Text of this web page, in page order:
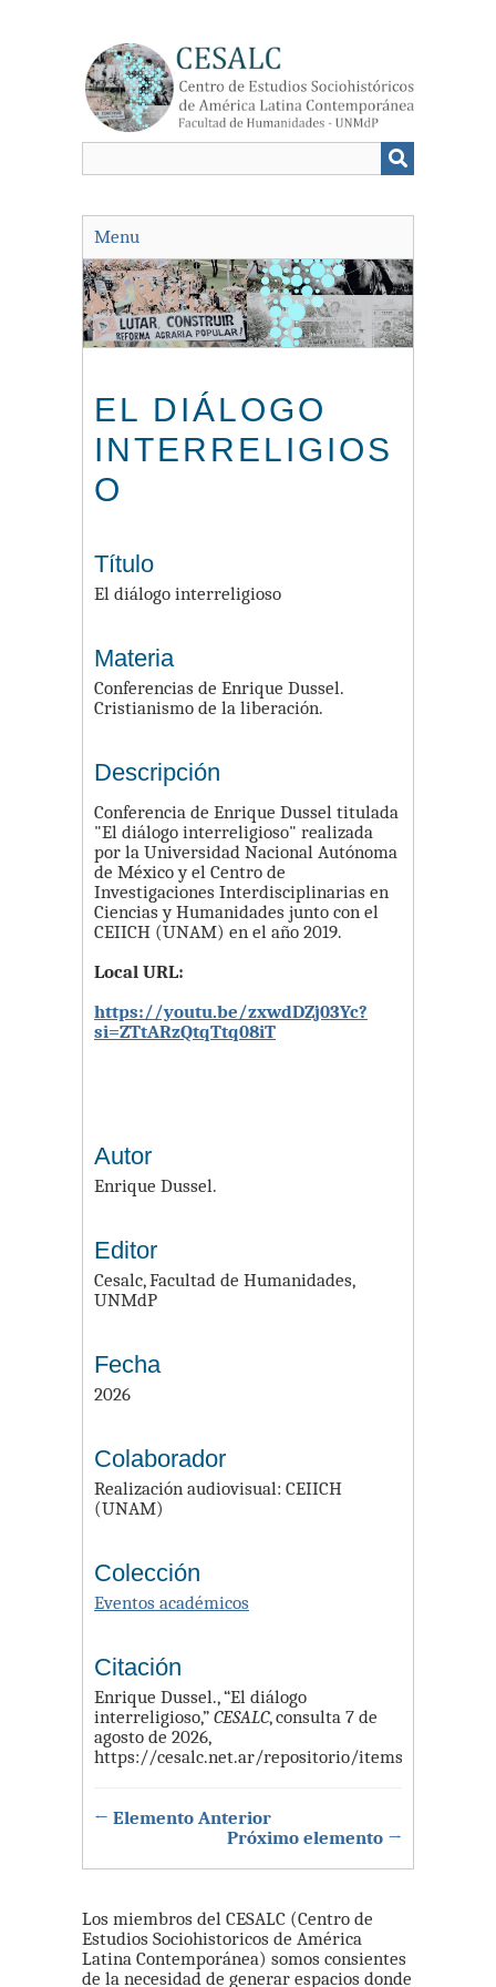
Menu
EL DIÁLOGO
INTERRELIGIOS
O
Título
El diálogo interreligioso
Materia
Conferencias de Enrique Dussel.
Cristianismo de la liberación.
Descripción
Conferencia de Enrique Dussel titulada
"El diálogo interreligioso" realizada
por la Universidad Nacional Autónoma
de México y el Centro de
Investigaciones Interdisciplinarias en
Ciencias y Humanidades junto con el
CEIICH (UNAM) en el año 2019.
Local URL:
https://youtu.be/zxwdDZj03Yc?
si=ZTtARzQtqTtq08iT
Autor
Enrique Dussel.
Editor
Cesalc, Facultad de Humanidades,
UNMdP
Fecha
2026
Colaborador
Realización audiovisual: CEIICH
(UNAM)
Colección
Eventos académicos
Citación
Enrique Dussel., “El diálogo
interreligioso,” CESALC, consulta 7 de
agosto de 2026,
https://cesalc.net.ar/repositorio/items/show/102
← Elemento Anterior
Próximo elemento →
Los miembros del CESALC (Centro de
Estudios Sociohistoricos de América
Latina Contemporánea) somos consientes
de la necesidad de generar espacios donde